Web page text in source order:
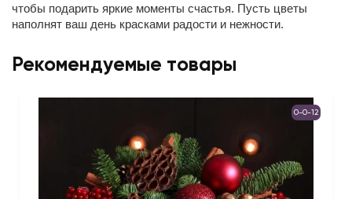
чтобы подарить яркие моменты счастья. Пусть цветы
наполнят ваш день красками радости и нежности.
Рекомендуемые товары
0-0-12